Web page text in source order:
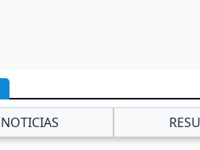
NOTICIAS